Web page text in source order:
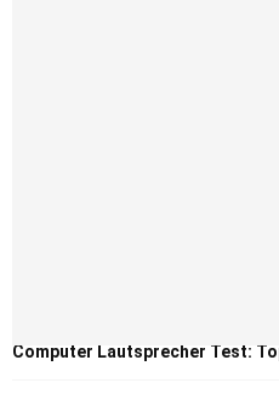
Computer Lautsprecher Test: